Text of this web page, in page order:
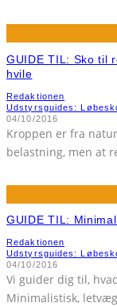
GUIDE TIL: Sko til
hvile
Redaktionen
Udstyrsguides:
04/10/2016
Kroppen er fra
belastning, men at
GUIDE TIL:
Redaktionen
Udstyrsguides:
04/10/2016
Vi guider dig til,
Minimalistisk,